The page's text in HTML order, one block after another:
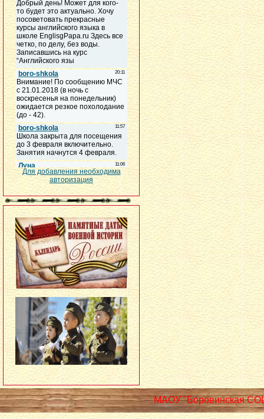
Для добавления необходима
авторизация
МАОУ "Боровинская